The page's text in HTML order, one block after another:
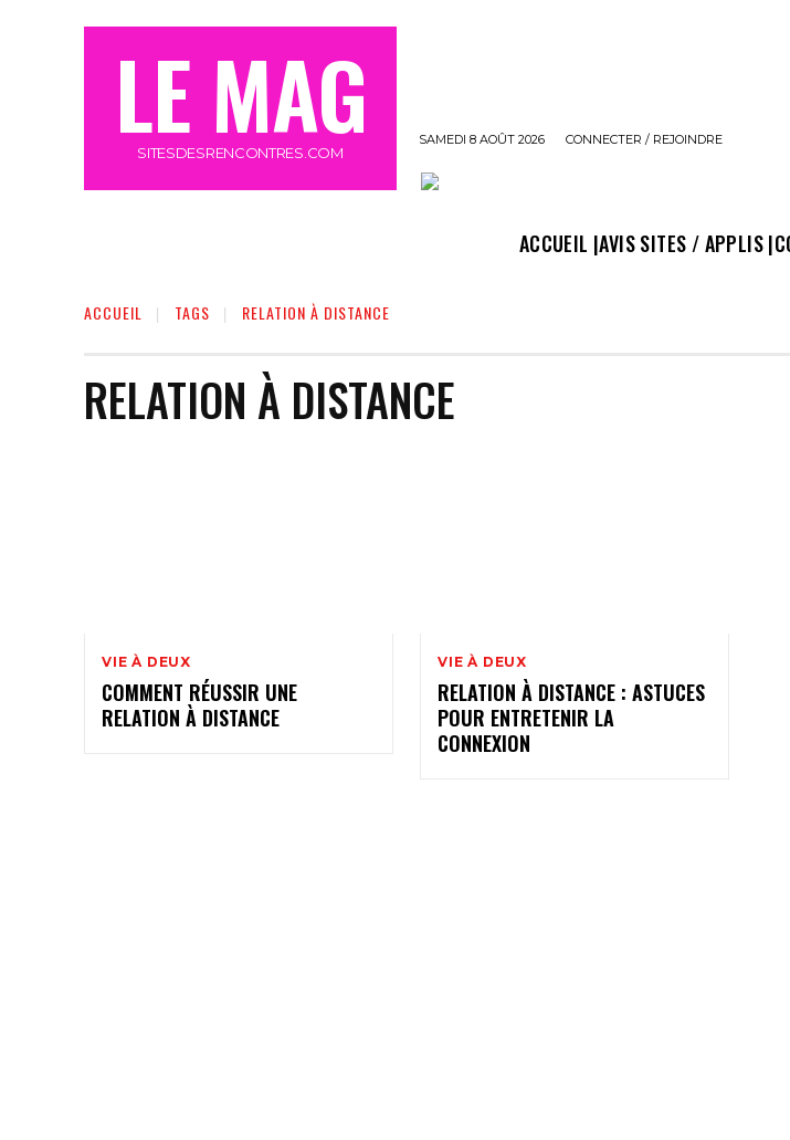
LE MAG
SITESDESRENCONTRES.COM
SAMEDI 8 AOÛT 2026 CONNECTER / REJOINDRE
ACCUEIL |AVIS SITES / APPLIS |
ACCUEIL TAGS RELATION À DISTANCE
RELATION À DISTANCE
VIE À DEUX
COMMENT RÉUSSIR UNE
RELATION À DISTANCE
VIE À DEUX
RELATION À DISTANCE : ASTUCES
POUR ENTRETENIR LA
CONNEXION